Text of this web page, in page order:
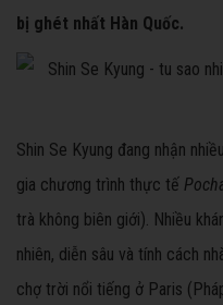
bị ghét nhất Hàn Quốc.
Shin Se Kyung đang nhận
gia chương trình thực tế
trà không biên giới). Nhiều
nhiên, diễn sâu và tính cách
chợ trời nổi tiếng ở Paris